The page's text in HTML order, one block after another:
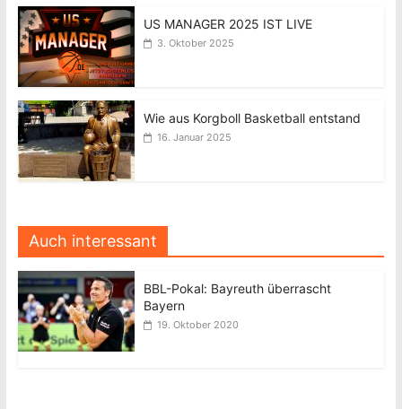
US MANAGER 2025 IST LIVE
3. Oktober 2025
Wie aus Korgboll Basketball entstand
16. Januar 2025
Auch interessant
BBL-Pokal: Bayreuth überrascht
Bayern
19. Oktober 2020